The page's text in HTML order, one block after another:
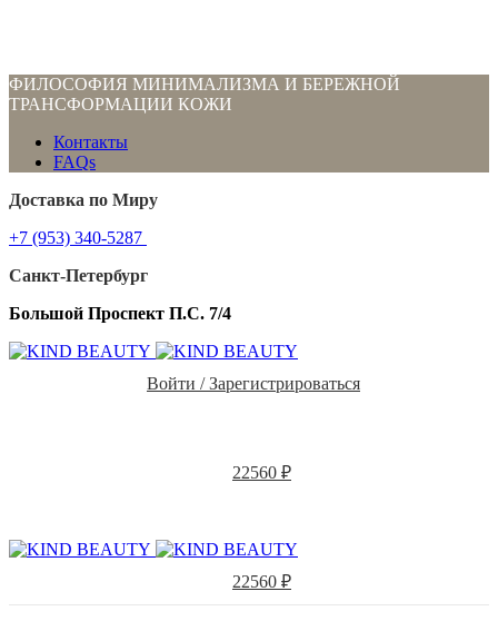
ФИЛОСОФИЯ МИНИМАЛИЗМА И БЕРЕЖНОЙ
ТРАНСФОРМАЦИИ КОЖИ
Контакты
FAQs
Доставка по Миру
+7 (953) 340-5287
Санкт-Петербург
Большой Проспект П.С. 7/4
Войти / Зарегистрироваться
22560 ₽
22560 ₽